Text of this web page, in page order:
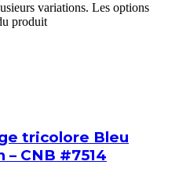
variations. Les options
produit
tricolore Bleu
CNB #7514